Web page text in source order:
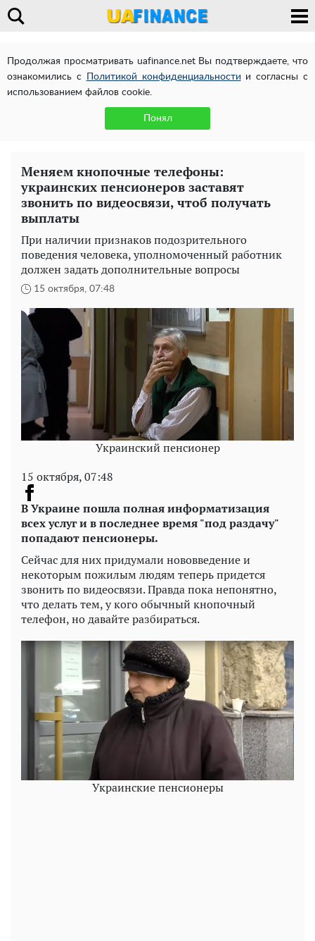
Продолжая просматривать uafinance.net Вы подтверждаете, что
ознакомились с
Политикой конфиденциальности и согласны с
использованием файлов cookie.
Понял
Меняем кнопочные телефоны:
украинских пенсионеров заставят
звонить по видеосвязи, чтоб получать
выплаты
При наличии признаков подозрительного
поведения человека, уполномоченный работник
должен задать дополнительные вопросы
15 октября, 07:48
Украинский пенсионер
15 октября, 07:48
В Украине пошла полная информатизация
всех услуг и в последнее время "под раздачу"
попадают пенсионеры.
Сейчас для них придумали нововведение и
некоторым пожилым людям теперь придется
звонить по видеосвязи. Правда пока непонятно,
что делать тем, у кого обычный кнопочный
телефон, но давайте разбираться.
Украинские пенсионеры